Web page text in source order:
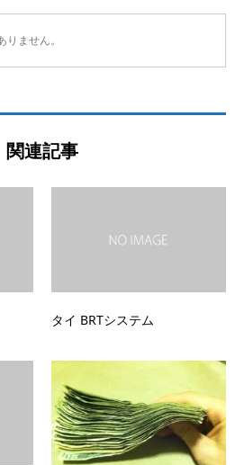
ません。
関連記事
タイ BRTシステム